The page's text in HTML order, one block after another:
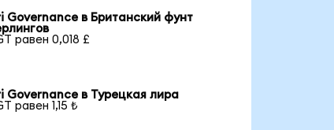
Governance в Британский фунт
равен 0,018 £
Governance в Турецкая лира
равен 1,15 ₺